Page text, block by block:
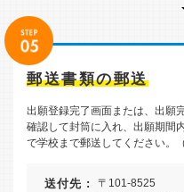
郵送書類の郵送
出願登録完了画面または、出願
確認して封筒に入れ、出願期間
で学校まで郵送してください。
送付先 :
〒101-8525